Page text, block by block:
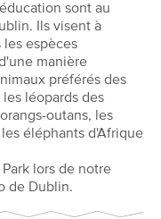
sont au
Ils visent à
espèces
manière
préférés des
léopards des
outans, les
éléphants d'Afrique
lors de notre
de Dublin.